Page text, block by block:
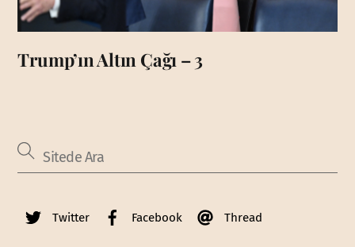
Trump’ın Altın Çağı – 3
Twitter Facebook Thread